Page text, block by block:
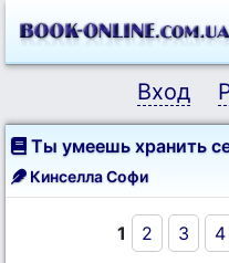
Вход
Ты умеешь хранить
Кинселла Софи
1 2 3 4